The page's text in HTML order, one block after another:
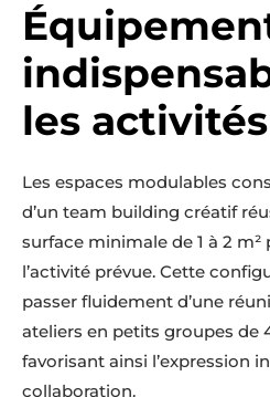
les
Les espaces modulables
d’un team building créatif
surface minimale de 1 à 2
l’activité prévue. Cette
passer fluidement d’une
ateliers en petits groupes de
favorisant ainsi l’expression
collaboration.